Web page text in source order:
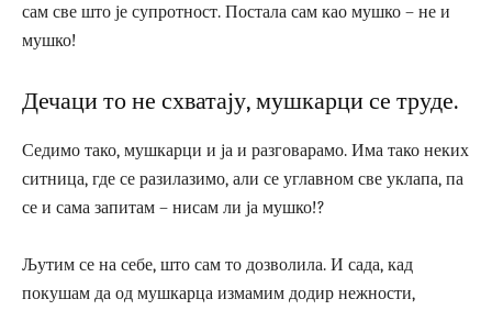
сам све што је супротност. Постала сам као мушко – не и
мушко!
Дечаци то не схватају, мушкарци се труде.
Седимо тако, мушкарци и ја и разговарамо. Има тако неких
ситница, где се разилазимо, али се углавном све уклапа, па
се и сама запитам – нисам ли ја мушко!?
Љутим се на себе, што сам то дозволила. И сада, кад
покушам да од мушкарца измамим додир нежности,